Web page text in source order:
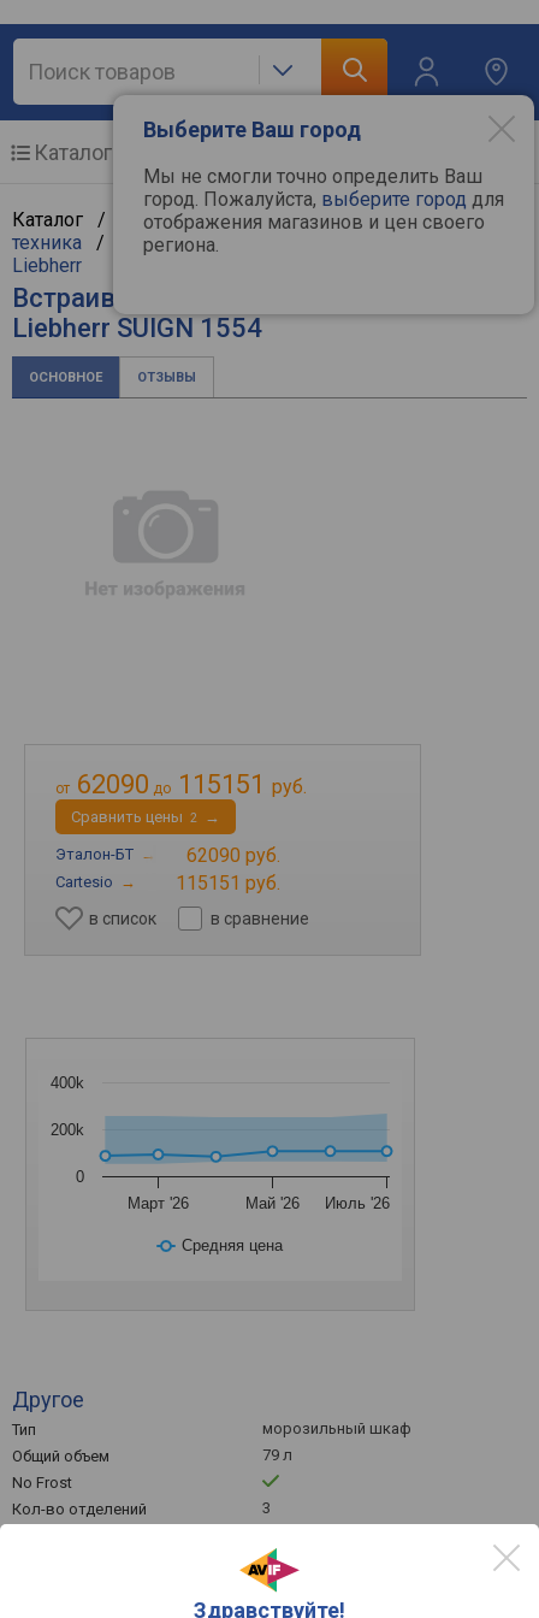
Выберите Ваш город
Мы не смогли точно определить Ваш
город. Пожалуйста, выберите город для
отображения магазинов и цен своего
региона.
Здравствуйте!
Каталог
Каталог / Крупная бытовая техника/Встраиваемая
техника / Встраиваемые морозильные камеры
Liebherr
Встраиваемая морозильная камера
Liebherr SUIGN 1554
ОСНОВНОЕ ОТЗЫВЫ
от 62090 до 115151 руб.
Cравнить цены 2 →
Эталон-БТ → 62090 руб.
Cartesio → 115151 руб.
в список в сравнение
Средняя цена
Март '26 Май '26 Июль '26
0
200k
400k
Другое
Тип
морозильный шкаф
Общий объем
79 л
No Frost
Кол-во отделений
3
15 ч
11 кг